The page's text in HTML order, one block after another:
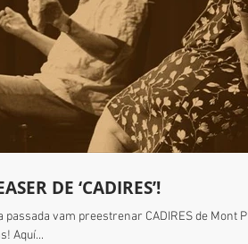
DE ‘CADIRES’!
passada vam preestrenar CADIRES de Mont
Aquí...